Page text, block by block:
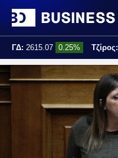
ΓΔ: 2615.07 0.25% Τζίρος:
Τελ. ενημέρωση: 17:25:01